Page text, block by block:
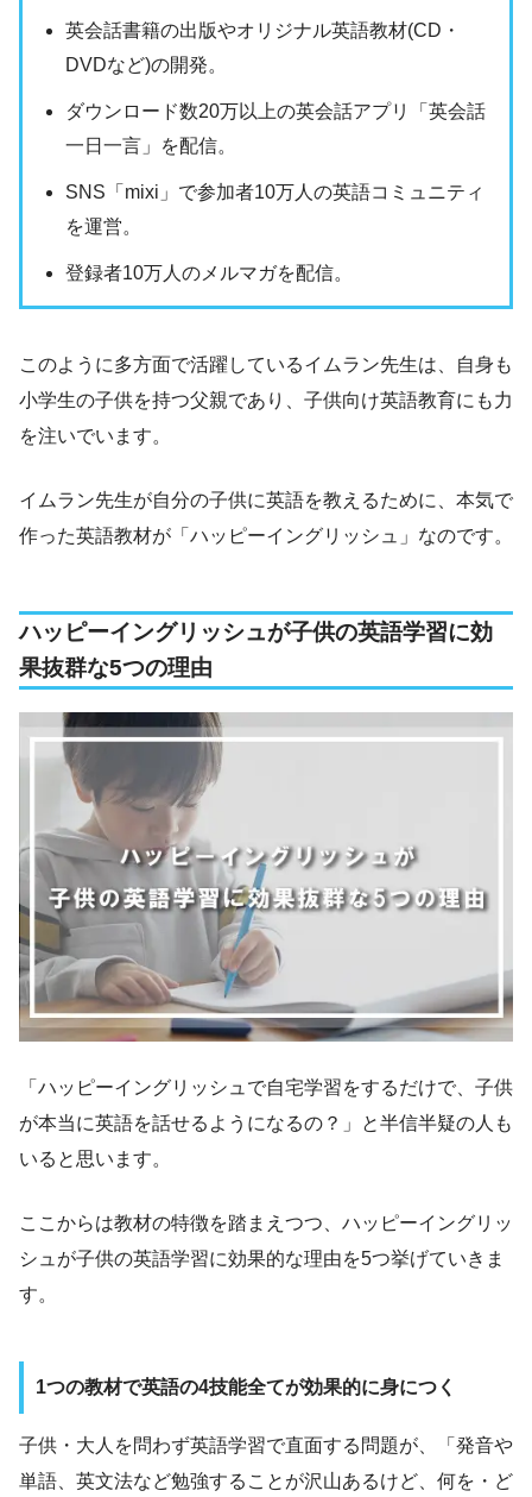
英会話書籍の出版やオリジナル英語教材(CD・
DVDなど)の開発。
ダウンロード数20万以上の英会話アプリ「英会話
一日一言」を配信。
SNS「mixi」で参加者10万人の英語コミュニティ
を運営。
登録者10万人のメルマガを配信。
このように多方面で活躍しているイムラン先生は、自身も
小学生の子供を持つ父親であり、子供向け英語教育にも力
を注いでいます。
イムラン先生が自分の子供に英語を教えるために、本気で
作った英語教材が「ハッピーイングリッシュ」なのです。
ハッピーイングリッシュが子供の英語学習に効
果抜群な5つの理由
「ハッピーイングリッシュで自宅学習をするだけで、子供
が本当に英語を話せるようになるの？」と半信半疑の人も
いると思います。
ここからは教材の特徴を踏まえつつ、ハッピーイングリッ
シュが子供の英語学習に効果的な理由を5つ挙げていきま
す。
1つの教材で英語の4技能全てが効果的に身につく
子供・大人を問わず英語学習で直面する問題が、「発音や
単語、英文法など勉強することが沢山あるけど、何を・ど